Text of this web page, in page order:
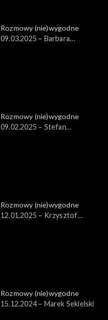
Rozmowy (nie)wygodne
09.03.2025 – Barbara
Rozmowy (nie)wygodne
09.02.2025 – Stefan
Rozmowy (nie)wygodne
12.01.2025 – Krzysztof
Rozmowy (nie)wygodne
15.12.2024 – Marek Sekielski